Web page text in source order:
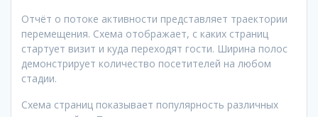
Отчёт о потоке активности представляет траектории
перемещения. Схема отображает, с каких страниц
стартует визит и куда переходят гости. Ширина полос
демонстрирует количество посетителей на любом
стадии.
Схема страниц показывает популярность различных